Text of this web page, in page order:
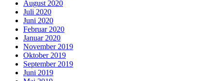
August 2020
Juli 2020
Juni 2020
Februar 2020
Januar 2020
November 2019
Oktober 2019
September 2019
Juni 2019